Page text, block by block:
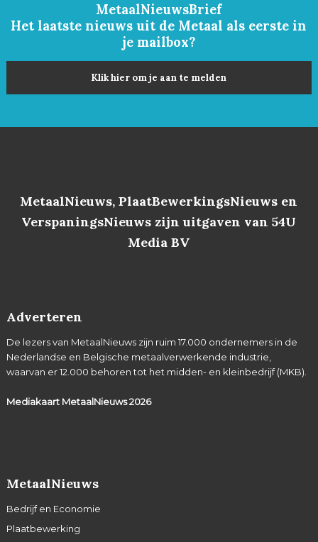
MetaalNieuwsBrief
Het laatste nieuws uit de Metaal als eerste in
je mailbox?
Klik hier om je aan te melden
MetaalNieuws, PlaatBewerkingsNieuws en
VerspaningsNieuws zijn uitgaven van 54U
Media BV
Adverteren
De lezers van MetaalNieuws zijn ruim 17.000 ondernemers in de
Nederlandse en Belgische metaalverwerkende industrie,
waarvan er 12.000 behoren tot het midden- en kleinbedrijf (MKB).
Mediakaart MetaalNieuws2026
MetaalNieuws
Bedrijf en Economie
Plaatbewerking